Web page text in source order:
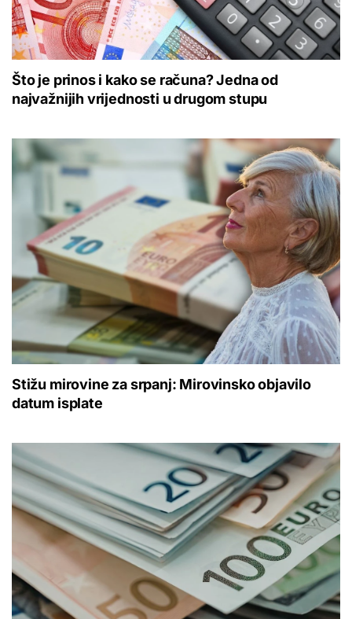
Što je prinos i kako se računa? Jedna od
najvažnijih vrijednosti u drugom stupu
Stižu mirovine za srpanj: Mirovinsko objavilo
datum isplate